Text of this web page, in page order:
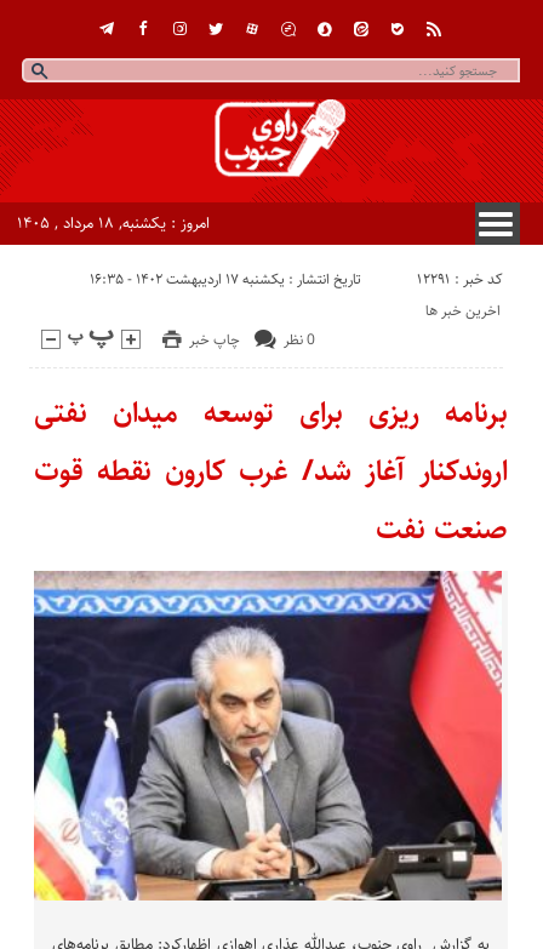
امروز : یکشنبه, ۱۸ مرداد , ۱۴۰۵
کد خبر : 12291 تاریخ انتشار : یکشنبه ۱۷ اردیبهشت ۱۴۰۲ - ۱۶:۳۵
چاپ خبر 0 نظر
اخرین خبر ها
برنامه ریزی برای توسعه میدان نفتی
اروندکنار آغاز شد/ غرب کارون نقطه قوت
صنعت نفت